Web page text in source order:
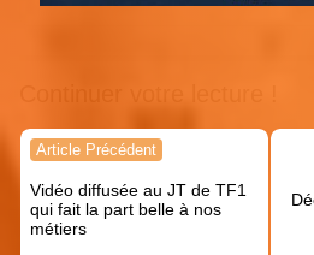
Navigation
l’article
Article Précédent
Vidéo diffusée au JT de TF1
qui fait la part belle à nos
métiers